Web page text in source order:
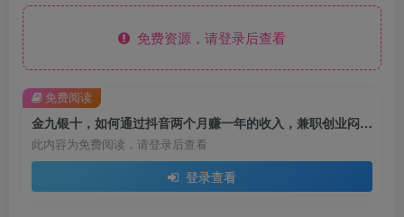
免费资源，请登录后查看
金九银十，如何通过抖音两个月赚一年的收入，兼职创业闷声赚钱，捡钱时机速度搞起【揭秘】
此内容为免费阅读，请登录后查看
登录查看
免费阅读